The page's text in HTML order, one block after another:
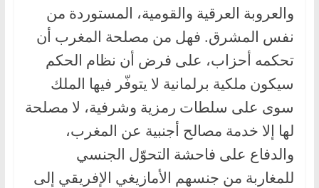
والعروبة العرقية والقومية، المستوردة من
نفس المشرق. فهل من مصلحة المغرب أن
تحكمه أحزاب، على فرض أن نظام الحكم
سيكون ملكية برلمانية لا يتوفّر فيها الملك
سوى على سلطات رمزية وشرفية، لا مصلحة
لها إلا خدمة مصالح أجنبية عن المغرب،
والدفاع على فاحشة التحوّل الجنسي
للمغاربة من جنسهم الأمازيغي الإفريقي إلى